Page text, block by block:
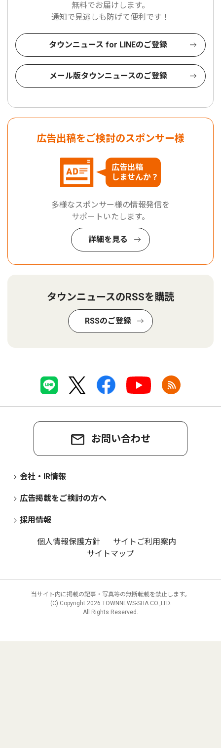
無料でお届けします。
通知で見逃しも防げて便利です！
タウンニュース for LINEのご登録
メール版タウンニュースのご登録
広告出稿をご検討のスポンサー様
広告出稿
しませんか？
多様なスポンサー様の情報発信を
サポートいたします。
詳細を見る
タウンニュースのRSSを購読
RSSのご登録
お問い合わせ
会社・IR情報
広告掲載をご検討の方へ
採用情報
個人情報保護方針
サイトご利用案内
サイトマップ
当サイト内に掲載の記事・写真等の無断転載を禁止します。
(C) Copyright 2026 TOWNNEWS-SHA CO.,LTD.
All Rights Reserved.